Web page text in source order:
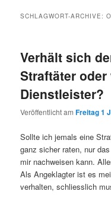
SCHLAGWORT-ARCHIVE:
Verhält sich
Straftäter oder
Dienstleister?
Veröffentlicht amFreitag 1
Sollte ich jemals eine
ganz sicher raten, nur
mir nachweisen kann.
Als Angeklagter ist es
verhalten, schliesslich